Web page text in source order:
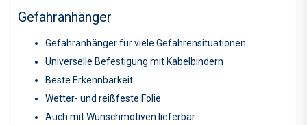
Gefahranhänger
Gefahranhänger für viele Gefahrensituationen
Universelle Befestigung mit Kabelbindern
Beste Erkennbarkeit
Wetter- und reißfeste Folie
Auch mit Wunschmotiven lieferbar